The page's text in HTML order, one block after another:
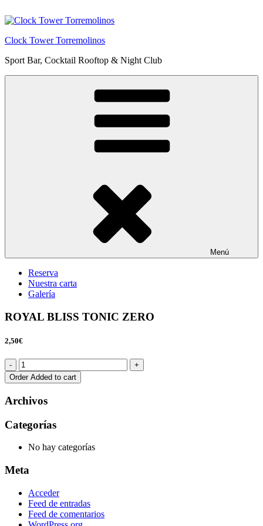
al
Clock Tower Torremolinos
Sport Bar, Cocktail Rooftop & Night Club
Menú
Reserva
Nuestra carta
Galería
ROYAL BLISS TONIC ZERO
2,50€
Order Added to cart
Archivos
Categorías
No hay categorías
Meta
Acceder
Feed de entradas
Feed de comentarios